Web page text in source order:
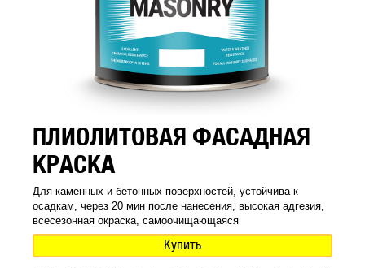
ПЛИОЛИТОВАЯ ФАСАДНАЯ
КРАСКА
Для каменных и бетонных поверхностей, устойчива к
осадкам, через 20 мин после нанесения, высокая адгезия,
всесезонная окраска, самоочищающаяся
Купить